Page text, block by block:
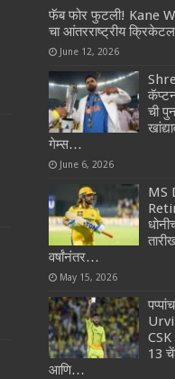
फॅब फोर फुटली! Kane
चा आंतरराष्ट्रीय
June 12, 2026
ची
गेम्स…
June 6, 2026
MS
वर्षांनंतर…
May 15, 2026
13
आणि…